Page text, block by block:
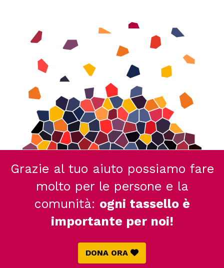
Grazie al tuo aiuto possiamo fare
molto per le persone e la
comunità: ogni tassello è
importante per noi!
DONA ORA